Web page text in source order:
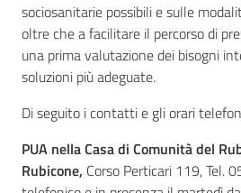
sociosanitarie possibili e sulle
oltre che a facilitare il percorso di
una prima valutazione dei bisogni
soluzioni più adeguate.
Di seguito i contatti e gli orari
PUA nella Casa di Comunità del
Rubicone, Corso Perticari 119, Tel.